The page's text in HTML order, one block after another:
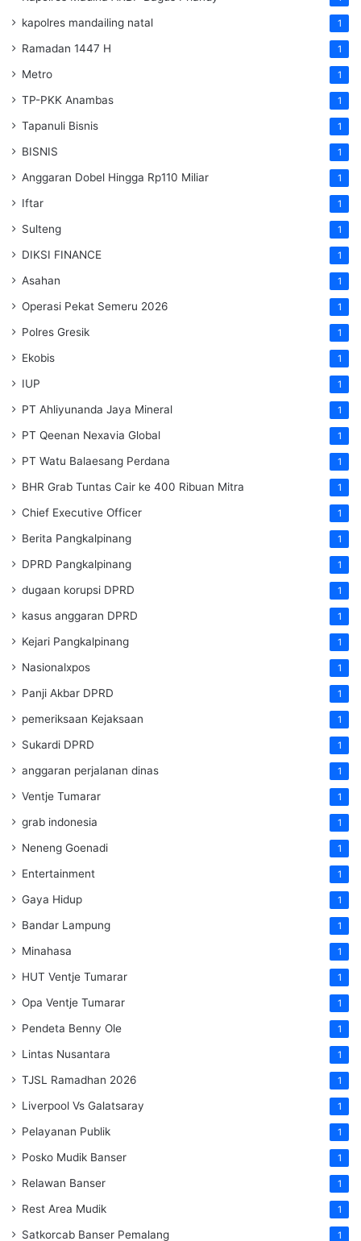
kapolres mandailing natal 1
Ramadan 1447 H 1
Metro 1
TP-PKK Anambas 1
Tapanuli Bisnis 1
BISNIS 1
Anggaran Dobel Hingga Rp110 Miliar 1
Iftar 1
Sulteng 1
DIKSI FINANCE 1
Asahan 1
Operasi Pekat Semeru 2026 1
Polres Gresik 1
Ekobis 1
IUP 1
PT Ahliyunanda Jaya Mineral 1
PT Qeenan Nexavia Global 1
PT Watu Balaesang Perdana 1
BHR Grab Tuntas Cair ke 400 Ribuan Mitra 1
Chief Executive Officer 1
Berita Pangkalpinang 1
DPRD Pangkalpinang 1
dugaan korupsi DPRD 1
kasus anggaran DPRD 1
Kejari Pangkalpinang 1
Nasionalxpos 1
Panji Akbar DPRD 1
pemeriksaan Kejaksaan 1
Sukardi DPRD 1
anggaran perjalanan dinas 1
Ventje Tumarar 1
grab indonesia 1
Neneng Goenadi 1
Entertainment 1
Gaya Hidup 1
Bandar Lampung 1
Minahasa 1
HUT Ventje Tumarar 1
Opa Ventje Tumarar 1
Pendeta Benny Ole 1
Lintas Nusantara 1
TJSL Ramadhan 2026 1
Liverpool Vs Galatsaray 1
Pelayanan Publik 1
Posko Mudik Banser 1
Relawan Banser 1
Rest Area Mudik 1
Satkorcab Banser Pemalang 1